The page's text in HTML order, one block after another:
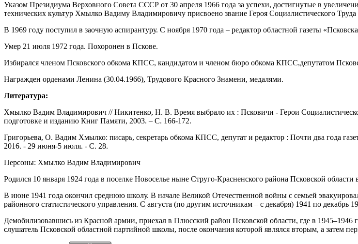
Указом Президиума Верховного Совета СССР от 30 апреля 1966 года за успехи, достигнутые в
технических культур Хмылко Вадиму Владимировичу присвоено звание Героя Социалистического
В 1969 году поступил в заочную аспирантуру. С ноября 1970 года – редактор областной газеты
Умер 21 июля 1972 года. Похоронен в Пскове.
Избирался членом Псковского обкома КПСС, кандидатом и членом бюро обкома КПСС,депутатом
Награжден орденами Ленина (30.04.1966), Трудового Красного Знамени, медалями.
Литература:
Хмылко Вадим Владимирович // Никитенко, Н. В. Время выбрало их : Псковичи - Герои
подготовке и изданию Книг Памяти, 2003. – С. 166-172.
Григорьева, О. Вадим Хмылко: писарь, секретарь обкома КПСС, депутат и редактор : Почти два года
2016. - 29 июня-5 июля. - С. 28.
Персоны: Хмылко Вадим Владимирович
Родился 10 января 1924 года в поселке Новоселье ныне Струго-Красненского района Псковской области
В июне 1941 года окончил среднюю школу. В начале Великой Отечественной войны с семьей
районного статистического управления. С августа (по другим источникам – с декабря) 1941 по
Демобилизовавшись из Красной армии, приехал в Плюсский район Псковской области, где в 1945–1946
слушатель Псковской областной партийной школы, после окончания которой являлся вторым, а